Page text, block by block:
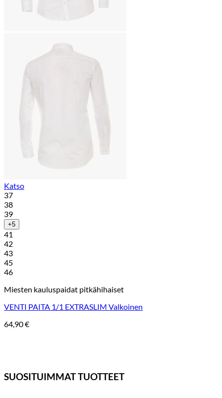
Katso
37
38
39
+5
41
42
43
45
46
Miesten kauluspaidat pitkähihaiset
VENTI PAITA 1/1 EXTRASLIM Valkoinen
64,90€
SUOSITUIMMAT TUOTTEET